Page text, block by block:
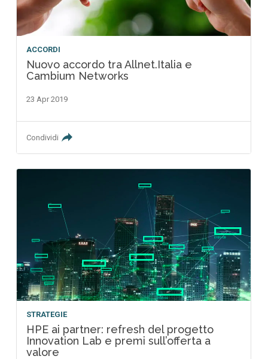
ACCORDI
Nuovo accordo tra Allnet.Italia e
Cambium Networks
23 Apr 2019
Condividi
STRATEGIE
HPE ai partner: refresh del progetto
Innovation Lab e premi sull’offerta a
valore